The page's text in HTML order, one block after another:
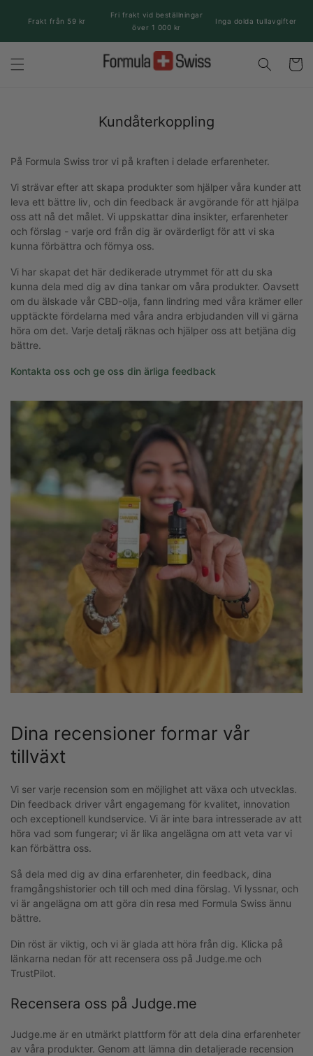
tillFrakt från 59 kr
Fri frakt vid beställningar
över 1 000 kr
Inga dolda tullavgifter
Kundåterkoppling
På Formula Swiss tror vi på kraften i delade erfarenheter.
Vi strävar efter att skapa produkter som hjälper våra kunder att
leva ett bättre liv, och din feedback är avgörande för att hjälpa
oss att nå det målet. Vi uppskattar dina insikter, erfarenheter
och förslag - varje ord från dig är ovärderligt för att vi ska
kunna förbättra och förnya oss.
Vi har skapat det här dedikerade utrymmet för att du ska
kunna dela med dig av dina tankar om våra produkter. Oavsett
om du älskade vår CBD-olja, fann lindring med våra krämer eller
upptäckte fördelarna med våra andra erbjudanden vill vi gärna
höra om det. Varje detalj räknas och hjälper oss att betjäna dig
bättre.
Kontakta oss och ge oss din ärliga feedback
Dina recensioner formar vår
tillväxt
Vi ser varje recension som en möjlighet att växa och utvecklas.
Din feedback driver vårt engagemang för kvalitet, innovation
och exceptionell kundservice. Vi är inte bara intresserade av att
höra vad som fungerar; vi är lika angelägna om att veta var vi
kan förbättra oss.
Så dela med dig av dina erfarenheter, din feedback, dina
framgångshistorier och till och med dina förslag. Vi lyssnar, och
vi är angelägna om att göra din resa med Formula Swiss ännu
bättre.
Din röst är viktig, och vi är glada att höra från dig. Klicka på
länkarna nedan för att recensera oss på Judge.me och
TrustPilot.
Recensera oss på Judge.me
Judge.me är en utmärkt plattform för att dela dina erfarenheter
av våra produkter. Genom att lämna din detaljerade recension